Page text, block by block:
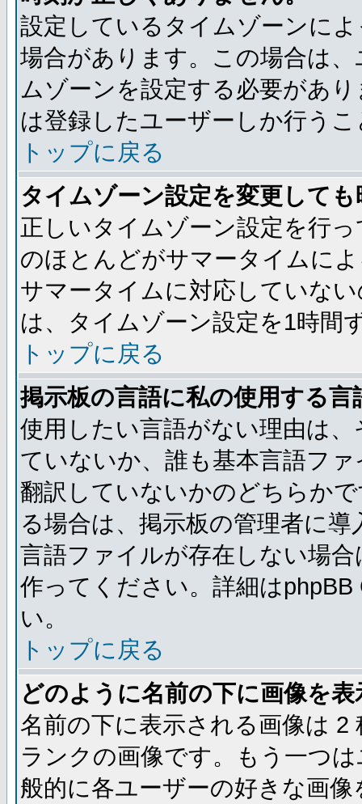
設定しているタイムゾーンに
場合があります。この場合は
ムゾーンを設定する必要があ
は登録したユーザーしか行う
トップに戻る
タイムゾーン設定を変更して
正しいタイムゾーン設定を行
のほとんどがサマータイムに
サマータイムに対応していな
は、タイムゾーン設定を1時間
トップに戻る
掲示板の言語に私の使用する
使用したい言語がない理由は
ていないか、誰も基本言語フ
翻訳していないかのどちらか
る場合は、掲示板の管理者に
言語ファイルが存在しない場
作ってください。詳細は
い。
トップに戻る
どのように名前の下に画像を
名前の下に表示される画像は
ランクの画像です。もう一つ
般的に各ユーザーの好きな画